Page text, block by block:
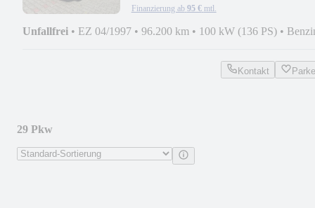
Finanzierung ab 95 € mtl.
Unfallfrei • EZ 04/1997 • 96.200 km • 100 kW (136 PS) •
Kontakt
29 Pkw